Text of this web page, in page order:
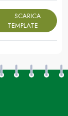
SCARICA
TEMPLATE